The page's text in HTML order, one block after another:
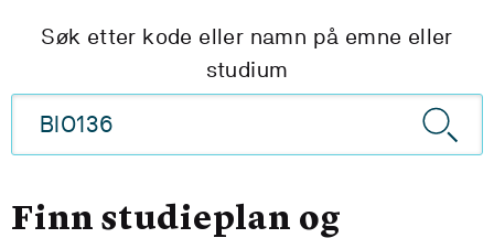
Søk etter kode eller namn på emne eller
studium
Finn studieplan og